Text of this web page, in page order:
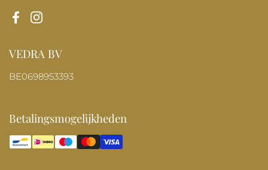
FacebookInstagram
VEDRA BV
BE0698953393
Betalingsmogelijkheden